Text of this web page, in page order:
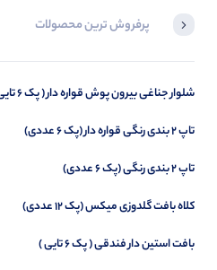
پرفروش ترین محصولات
آخرین محصولاتی که بازدید کردید
شلوار جناغی بیرون پوش قواره دار ( پک 6 تایی )
تاپ ۲ بندی رنگی قواره دار (پک 6 عددی)
تاپ 2 بندی رنگی (پک 6 عددی)
کلاه بافت گلدوزی میکس (پک 12 عددی)
بافت استین دار فندقی ( پک 6 تایی )